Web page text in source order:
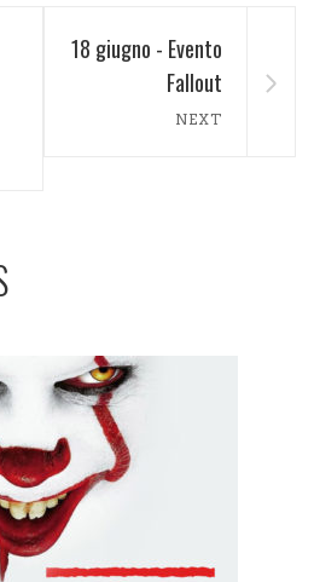
18 giugno - Evento
Fallout
NEXT